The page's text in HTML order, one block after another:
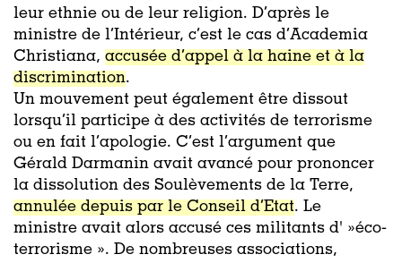
leur ethnie ou de leur religion. D’après le
ministre de l’Intérieur, c’est le cas d’Academia
Christiana, accusée d’appel à la haine et à la
discrimination.
Un mouvement peut également être dissout
lorsqu’il participe à des activités de terrorisme
ou en fait l’apologie. C’est l’argument que
Gérald Darmanin avait avancé pour prononcer
la dissolution des Soulèvements de la Terre,
annulée depuis par le Conseil d’Etat. Le
ministre avait alors accusé ces militants d' »éco-
terrorisme ». De nombreuses associations,